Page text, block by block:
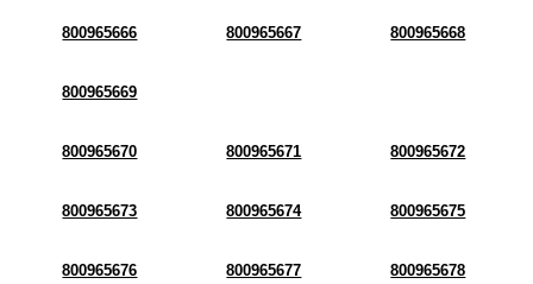
800965666 800965667 800965668
800965669
800965670 800965671 800965672
800965673 800965674 800965675
800965676 800965677 800965678